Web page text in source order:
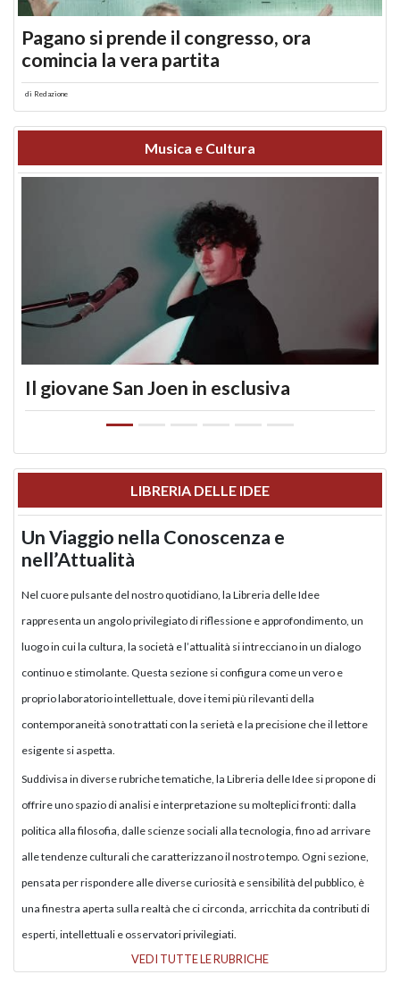
Pagano si prende il congresso, ora
comincia la vera partita
di Redazione
Musica e Cultura
Il giovane San Joen in esclusiva
LIBRERIA DELLE IDEE
Un Viaggio nella Conoscenza e
nell’Attualità
Nel cuore pulsante del nostro quotidiano, la Libreria delle Idee
rappresenta un angolo privilegiato di riflessione e approfondimento, un
luogo in cui la cultura, la società e l’attualità si intrecciano in un dialogo
continuo e stimolante. Questa sezione si configura come un vero e
proprio laboratorio intellettuale, dove i temi più rilevanti della
contemporaneità sono trattati con la serietà e la precisione che il lettore
esigente si aspetta.
Suddivisa in diverse rubriche tematiche, la Libreria delle Idee si propone di
offrire uno spazio di analisi e interpretazione su molteplici fronti: dalla
politica alla filosofia, dalle scienze sociali alla tecnologia, fino ad arrivare
alle tendenze culturali che caratterizzano il nostro tempo. Ogni sezione,
pensata per rispondere alle diverse curiosità e sensibilità del pubblico, è
una finestra aperta sulla realtà che ci circonda, arricchita da contributi di
esperti, intellettuali e osservatori privilegiati.
VEDI TUTTE LE RUBRICHE